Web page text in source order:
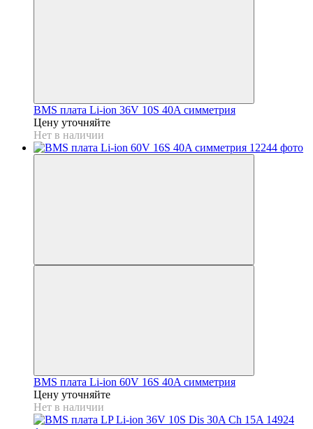
BMS плата Li-ion 36V 10S 40A симметрия
Цену уточняйте
Нет в наличии
BMS плата Li-ion 60V 16S 40A симметрия
Цену уточняйте
Нет в наличии